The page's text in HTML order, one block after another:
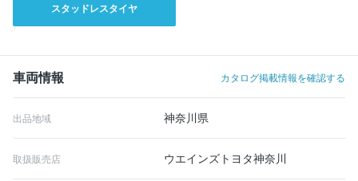
スタッドレスタイヤ
車両情報 カタログ掲載情報を確認する
出品地域 神奈川県
取扱販売店 ウエインズトヨタ神奈川